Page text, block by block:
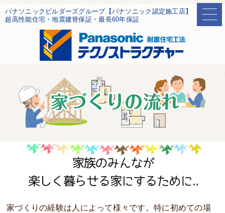
パナソニックビルダーズグループ【パナソニック認定施工店】
超高性能住宅・地震建替保証・最長60年保証
家づくりの経験は人によって様々です。特に初めての場